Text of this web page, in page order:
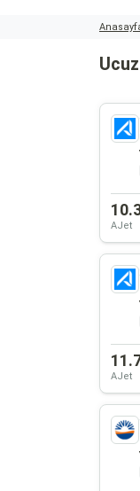
AJet
AJet